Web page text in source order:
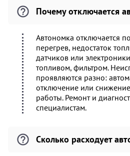
Почему отключается
Автономка отключается
перегрев, недостаток
датчиков или
топливом, фильтром.
проявляются разно:
отключение или
работы. Ремонт и
специалистам.
Сколько расходует